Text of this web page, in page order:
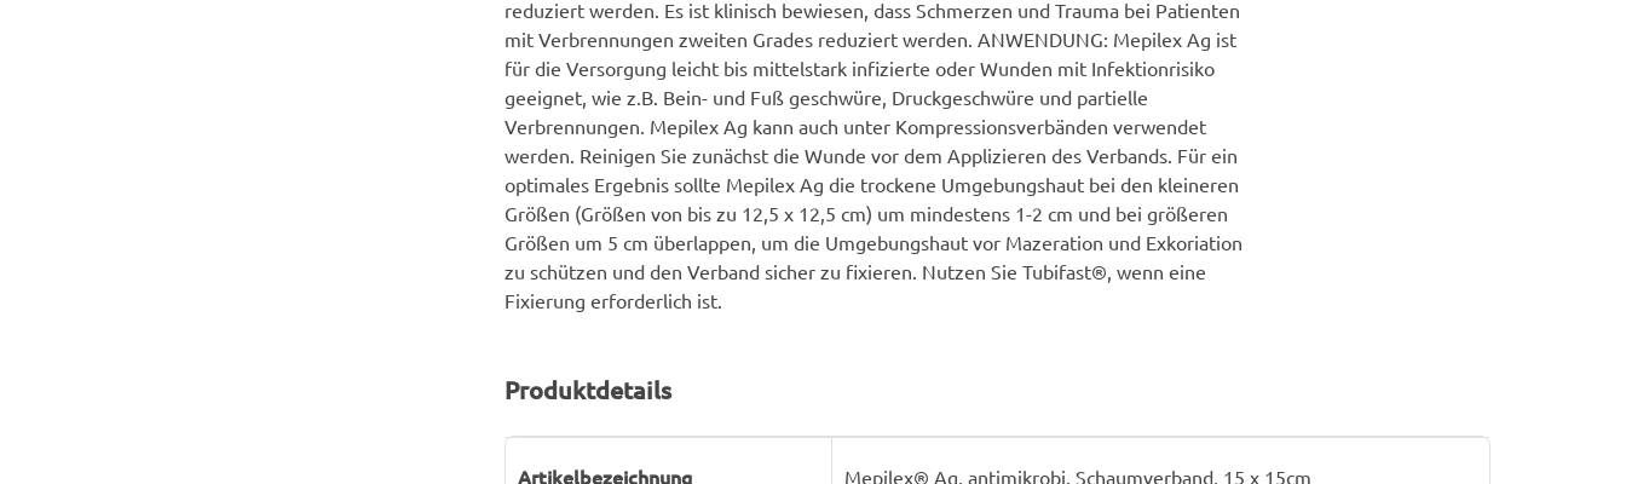
reduziert werden. Es ist klinisch bewiesen, dass Schmerzen und Trauma bei Patienten
mit Verbrennungen zweiten Grades reduziert werden. ANWENDUNG: Mepilex Ag ist
für die Versorgung leicht bis mittelstark infizierte oder Wunden mit Infektionrisiko
geeignet, wie z.B. Bein- und Fuß geschwüre, Druckgeschwüre und partielle
Verbrennungen. Mepilex Ag kann auch unter Kompressionsverbänden verwendet
werden. Reinigen Sie zunächst die Wunde vor dem Applizieren des Verbands. Für ein
optimales Ergebnis sollte Mepilex Ag die trockene Umgebungshaut bei den kleineren
Größen (Größen von bis zu 12,5 x 12,5 cm) um mindestens 1-2 cm und bei größeren
Größen um 5 cm überlappen, um die Umgebungshaut vor Mazeration und Exkoriation
zu schützen und den Verband sicher zu fixieren. Nutzen Sie Tubifast®, wenn eine
Fixierung erforderlich ist.
Produktdetails
Artikelbezeichnung Mepilex® Ag, antimikrobi. Schaumverband, 15 x 15cm